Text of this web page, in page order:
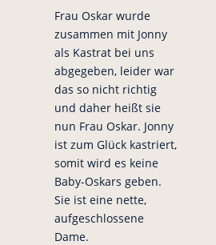
Frau Oskar wurde
zusammen mit Jonny
als Kastrat bei uns
abgegeben, leider war
das so nicht richtig
und daher heißt sie
nun Frau Oskar. Jonny
ist zum Glück kastriert,
somit wird es keine
Baby-Oskars geben.
Sie ist eine nette,
aufgeschlossene
Dame.